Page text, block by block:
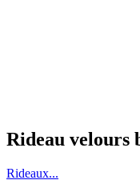
Rideau velours
Rideaux...